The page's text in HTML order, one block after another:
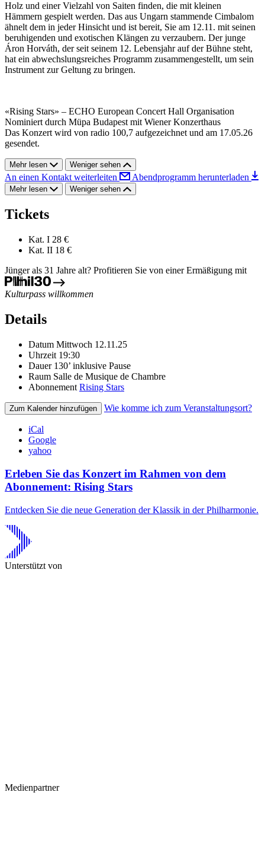
Holz und einer Vielzahl von Saiten finden, die mit kleinen
Hämmern gespielt werden. Das aus Ungarn stammende Cimbalom
ähnelt dem in jeder Hinsicht und ist bereit, Sie am 12.11. mit seinen
beruhigenden und exotischen Klängen zu verzaubern. Der junge
Áron Horváth, der seit seinem 12. Lebensjahr auf der Bühne steht,
hat ein abwechslungsreiches Programm zusammengestellt, um sein
Instrument zur Geltung zu bringen.
«Rising Stars» – ECHO European Concert Hall Organisation
Nominiert durch Müpa Budapest mit Wiener Konzerthaus
Das Konzert wird von radio 100,7 aufgezeichnet und am 17.05.26
gesendet.
Mehr lesen Weniger sehen
An einen Kontakt weiterleiten Abendprogramm herunterladen
Mehr lesen Weniger sehen
Tickets
Kat. I 28 €
Kat. II 18 €
Jünger als 31 Jahre alt? Profitieren Sie von einer Ermäßigung mit
Kulturpass willkommen
Details
Datum Mittwoch 12.11.25
Uhrzeit 19:30
Dauer 130’ inklusive Pause
Raum Salle de Musique de Chambre
Abonnement Rising Stars
Zum Kalender hinzufügen Wie komme ich zum Veranstaltungsort?
iCal
Google
yahoo
Erleben Sie das Konzert im Rahmen von dem
Abonnement: Rising Stars
Entdecken Sie die neue Generation der Klassik in der Philharmonie.
Unterstützt von
Medienpartner